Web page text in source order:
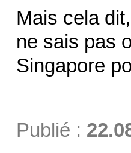
Mais cela
ne sais pas
Singapore
Publié :